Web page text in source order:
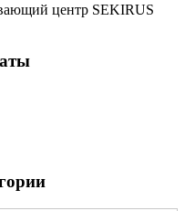
центр SEKIRUS